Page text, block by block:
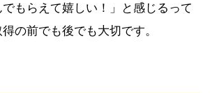
でもらえて嬉しい！」と感じるって
の前でも後でも大切です。